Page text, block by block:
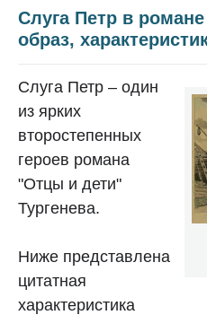
Слуга Петр в
образ,
Слуга Петр – один
из ярких
второстепенных
героев романа
"Отцы и дети"
Тургенева.
Ниже представлена
цитатная
характеристика